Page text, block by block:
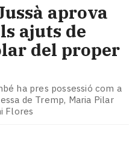
aprova
ajuts de
del proper
ha pres possessió com a
de Tremp, Maria Pilar
Flores